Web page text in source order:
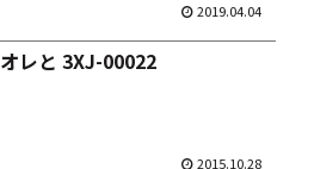
2019.04.04
オレと 3XJ-00022
2015.10.28